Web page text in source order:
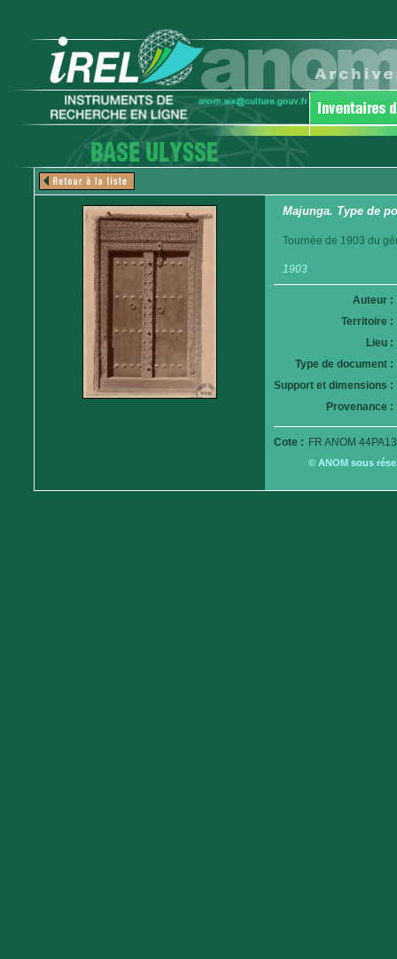
Majunga. Type de
Tournée de 1903 du
1903
Auteur :
Territoire :
Lieu :
Type de document :
Support et dimensions :
Provenance :
Cote : FR ANOM
© ANOM sous